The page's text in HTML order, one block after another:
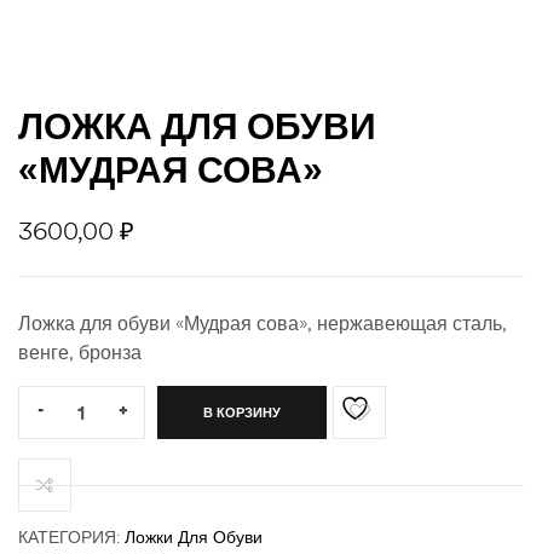
ЛОЖКА ДЛЯ ОБУВИ
«МУДРАЯ СОВА»
3600,00 ₽
Ложка для обуви «Мудрая сова», нержавеющая сталь,
венге, бронза
- + В КОРЗИНУ
КАТЕГОРИЯ: Ложки Для Обуви